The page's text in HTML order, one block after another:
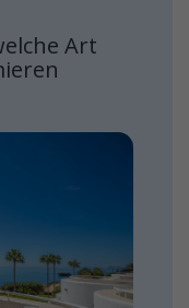
Art